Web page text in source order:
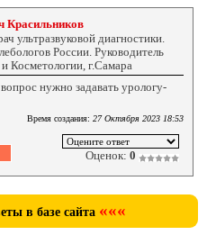
Красильников
ультразвуковой диагностики.
России. Руководитель
Косметологии, г.Самара
нужно задавать урологу-
Время создания: 27 Октября 2023 18:53
Оценок: 0
в базе сайта «««